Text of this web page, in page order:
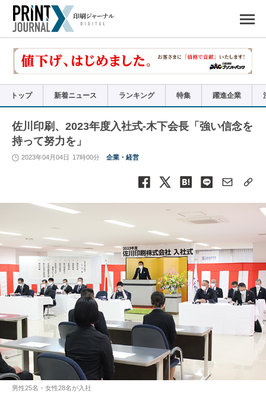
で
リ
トップ 新着ニュース ランキング 特集 躍進企業
佐川印刷、2023年度入社式-木下会長「強い信念を
持って努力を」
2023年04月04日 17時00分 企業・経営
男性25名・女性28名が入社